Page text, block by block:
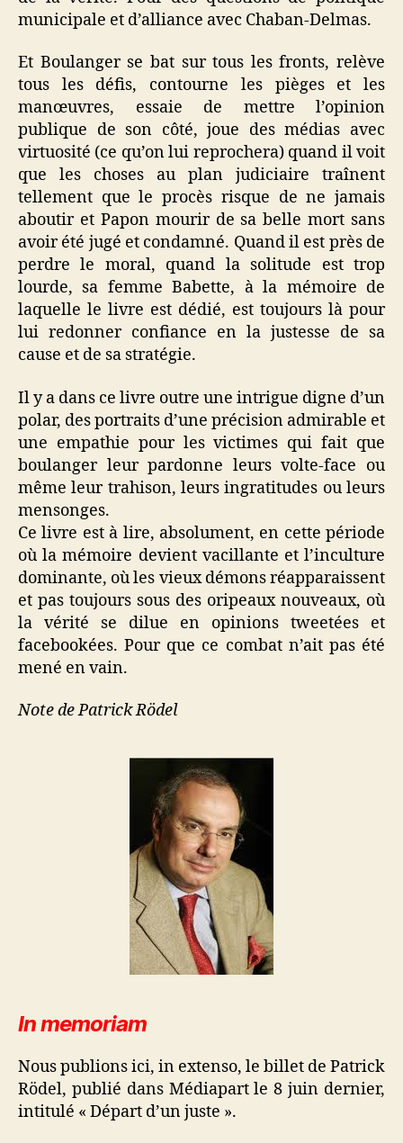
municipale et d’alliance avec Chaban-Delmas.
Et Boulanger se bat sur tous les fronts, relève
tous les défis, contourne les pièges et les
manœuvres, essaie de mettre l’opinion
publique de son côté, joue des médias avec
virtuosité (ce qu’on lui reprochera) quand il voit
que les choses au plan judiciaire traînent
tellement que le procès risque de ne jamais
aboutir et Papon mourir de sa belle mort sans
avoir été jugé et condamné. Quand il est près de
perdre le moral, quand la solitude est trop
lourde, sa femme Babette, à la mémoire de
laquelle le livre est dédié, est toujours là pour
lui redonner confiance en la justesse de sa
cause et de sa stratégie.
Il y a dans ce livre outre une intrigue digne d’un
polar, des portraits d’une précision admirable et
une empathie pour les victimes qui fait que
boulanger leur pardonne leurs volte-face ou
même leur trahison, leurs ingratitudes ou leurs
mensonges.
Ce livre est à lire, absolument, en cette période
où la mémoire devient vacillante et l’inculture
dominante, où les vieux démons réapparaissent
et pas toujours sous des oripeaux nouveaux, où
la vérité se dilue en opinions tweetées et
facebookées. Pour que ce combat n’ait pas été
mené en vain.
Note de Patrick Rödel
In memoriam
Nous publions ici, in extenso, le billet de Patrick
Rödel, publié dans Médiapart le 8 juin dernier,
intitulé « Départ d’un juste ».